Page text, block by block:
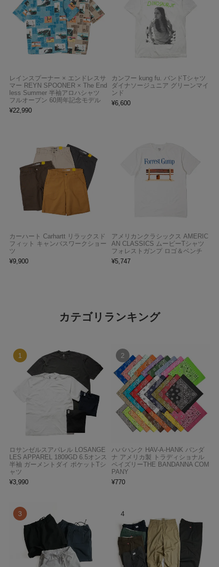
レインスプーナー × エンドレスサ
マー REYN SPOONER × The End
less Summer 半袖アロハシャツ
フルオープン 60周年記念モデル
¥22,990
カンフー kung fu. バンドTシャツ
ダイナソージュニア グリーンマイ
ンド
¥6,600
カーハート Carhartt リラックスド
フィット キャンバスワークショー
ツ
¥9,900
アメリカンクラシックス AMERIC
AN CLASSICS ムービーTシャツ
フォレストガンプ ロゴ＆ベンチ
¥5,747
カテゴリランキング
ロサンゼルスアパレル LOSANGE
LES APPAREL 1809GD 6.5オンス
半袖 ガーメントダイ ポケットTシ
ャツ
¥3,990
ハバハンク HAV-A-HANK バンダ
ナ アメリカ製 トラディショナル
ペイズリーTHE BANDANNA COM
PANY
¥770